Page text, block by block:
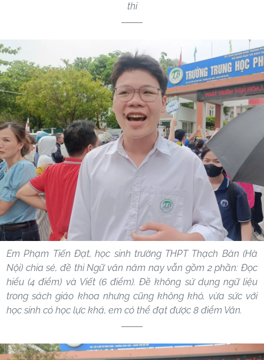
thi
Em Phạm Tiến Đạt, học sinh trường THPT Thạch Bàn (Hà
Nội) chia sẻ, đề thi Ngữ văn năm nay vẫn gồm 2 phần: Đọc
hiểu (4 điểm) và Viết (6 điểm). Đề không sử dụng ngữ liệu
trong sách giáo khoa nhưng cũng không khó, vừa sức với
học sinh có học lực khá, em có thể đạt được 8 điểm Văn.